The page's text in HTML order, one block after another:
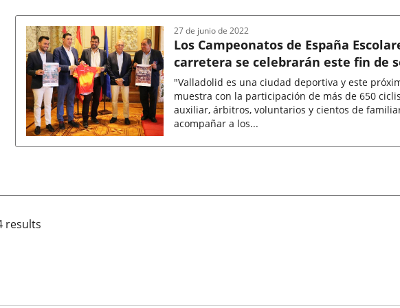
la
noticia
Los Campeonatos de España
carretera se celebrarán este fin de
"Valladolid es una ciudad deportiva y este
muestra con la participación de más de 650
auxiliar, árbitros, voluntarios y cientos de
acompañar a los...
27 de junio de 2022
results